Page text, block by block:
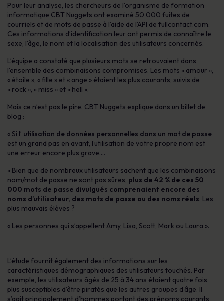
Pour leur analyse, les chercheurs de l’organisme de formation
informatique CBT Nuggets ont examiné 50 000 fuites de
courriels et de mots de passe à l’aide de l’API de fullcontact.com.
Ces informations d’identification leur ont permis de connaître le
sexe, l’âge, le nom et la localisation des utilisateurs concernés.
L’équipe a constaté que plusieurs mots se retrouvaient dans
l’ensemble des combinaisons compromises. Les mots « amour »,
« étoile », « fille » et « ange » étaient les plus courants, suivis de
« rock », « miss » et « hell ».
Mais ce n’est pas le pire. CBT Nuggets explique dans un billet de
blog :
« Si l’ utilisation de données personnelles dans un mot de passe
est un grand pas en avant, l’utilisation de votre propre nom est
une erreur encore plus grave….
« Bien que de nombreux utilisateurs sachent que les combinaisons
nom/mot de passe ne sont pas sûres, plus de 42 % de ces 50
000 mots de passe divulgués comprenaient encore des
noms d’utilisateur, des mots de passe ou des noms réels. Les
plus mauvais élèves ?
« Les personnes qui s’appellent Amy, Lisa, Scott, Mark ou Laura ».
L’étude fournit également des informations sur les
caractéristiques démographiques des utilisateurs touchés. Par
exemple, les utilisateurs âgés de 25 à 34 ans étaient quatre fois
plus susceptibles d’être piratés que les autres groupes d’âge. Il
s’agit principalement d’hommes portant des prénoms courants